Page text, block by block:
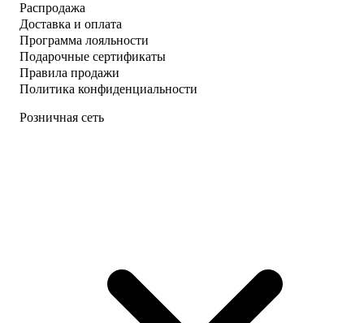
Распродажа
Доставка и оплата
Программа лояльности
Подарочные сертификаты
Правила продажи
Политика конфиденциальности
Розничная сеть